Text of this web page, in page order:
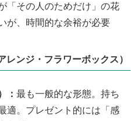
「その人のためだけ」の花
が、時間的な余裕が必要
レンジ・フラワーボックス）
：最も一般的な形態。持ち
適。プレゼント的には「感